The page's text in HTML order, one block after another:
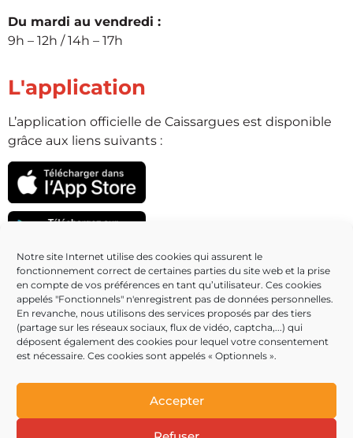
Notre site Internet utilise des cookies qui assurent le
fonctionnement correct de certaines parties du site web et la prise
en compte de vos préférences en tant qu’utilisateur. Ces cookies
appelés "Fonctionnels" n'enregistrent pas de données personnelles.
En revanche, nous utilisons des services proposés par des tiers
(partage sur les réseaux sociaux, flux de vidéo, captcha,...) qui
déposent également des cookies pour lequel votre consentement
est nécessaire. Ces cookies sont appelés « Optionnels ».
Accepter
Du mardi au vendredi :
9h – 12h / 14h – 17h
L'application
L’application officielle de Caissargues est disponible
grâce aux liens suivants :
Partenaires